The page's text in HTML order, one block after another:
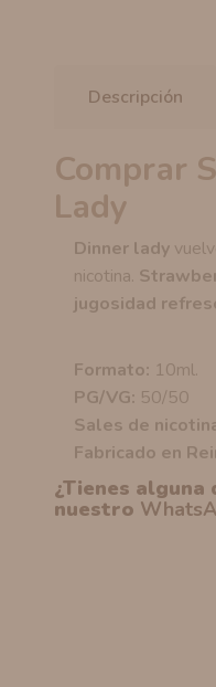
Descripción
Comprar
Lady
Dinner lady
nicotina.
jugosidad
Formato: 10ml.
PG/VG: 50/50
Sales de
Fabricado en
¿Tienes
nuestro